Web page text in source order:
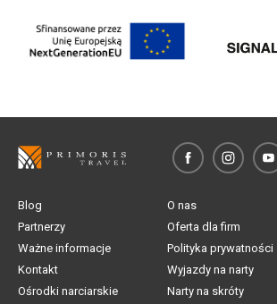
Blog
O nas
Partnerzy
Oferta dla firm
Ważne informacje
Polityka prywatności
Kontakt
Wyjazdy na narty
Ośrodki narciarskie
Narty na skróty